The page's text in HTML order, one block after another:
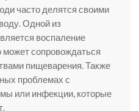
часто делятся своими
Одной из
воспаление
сопровождаться
пищеварения. Также
проблемах с
или инфекции, которые